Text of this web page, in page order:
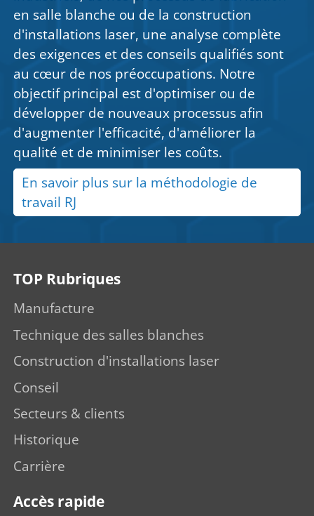
en salle blanche ou de la construction
d'installations laser, une analyse complète
des exigences et des conseils qualifiés sont
au cœur de nos préoccupations. Notre
objectif principal est d'optimiser ou de
développer de nouveaux processus afin
d'augmenter l'efficacité, d'améliorer la
qualité et de minimiser les coûts.
En savoir plus sur la méthodologie de
travail RJ
TOP Rubriques
Manufacture
Technique des salles blanches
Construction d'installations laser
Conseil
Secteurs & clients
Historique
Carrière
Accès rapide